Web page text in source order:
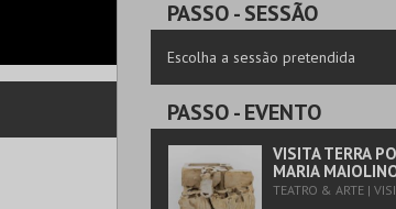
PASSO- SESSÃO
Escolha a sessão pretendida
PASSO- EVENTO
VISITA TERRA
MARIA
TEATRO & ARTE |